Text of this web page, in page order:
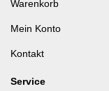
Warenkorb
Mein Konto
Kontakt
Service